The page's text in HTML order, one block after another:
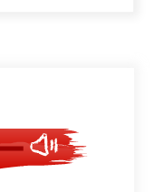
Martxa ospatuko